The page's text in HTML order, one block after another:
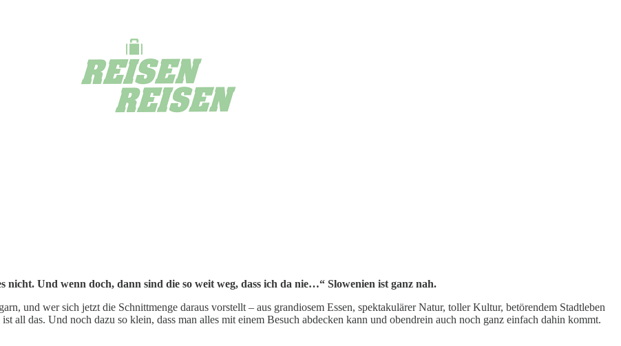
Und wenn doch, dann sind die so weit weg, dass ich da nie…“ Slowenien ist ganz nah.
und wer sich jetzt die Schnittmenge daraus vorstellt – aus grandiosem Essen, spektakulärer Natur, toller Kultur, betörendem Stadtleben
all das. Und noch dazu so klein, dass man alles mit einem Besuch abdecken kann und obendrein auch noch ganz einfach dahin kommt.